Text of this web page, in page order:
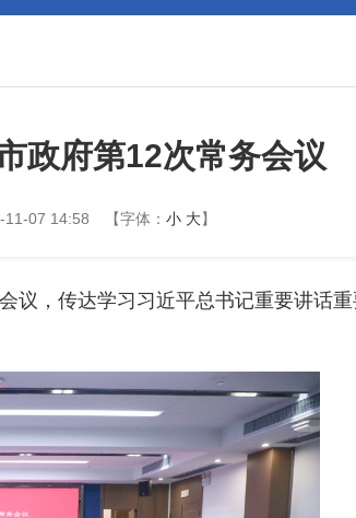
政府第12次常务会议
11-07 14:58 【字体： 小 大】
议，传达学习习近平总书记重要讲话